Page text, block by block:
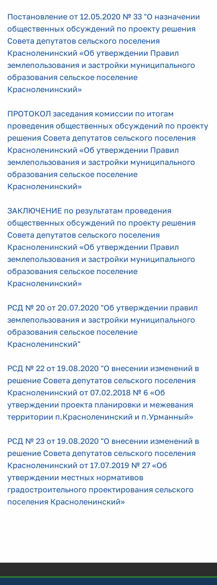
Постановление от 12.05.2020 № 33 "О назначении
общественных обсуждений по проекту решения
Совета депутатов сельского поселения
Красноленинский «Об утверждении Правил
землепользования и застройки муниципального
образования сельское поселение
Красноленинский»
ПРОТОКОЛ заседания комиссии по итогам
проведения общественных обсуждений по проекту
решения Совета депутатов сельского поселения
Красноленинский «Об утверждении Правил
землепользования и застройки муниципального
образования сельское поселение
Красноленинский»
ЗАКЛЮЧЕНИЕ по результатам проведения
общественных обсуждений по проекту решения
Совета депутатов сельского поселения
Красноленинский «Об утверждении Правил
землепользования и застройки муниципального
образования сельское поселение
Красноленинский»
РСД № 20 от 20.07.2020 "Об утверждении правил
землепользования и застройки муниципального
образования сельское поселение
Красноленинский"
РСД № 22 от 19.08.2020 "О внесении изменений в
решение Совета депутатов сельского поселения
Красноленинский от 07.02.2018 № 6 «Об
утверждении проекта планировки и межевания
территории п.Красноленинский и п.Урманный»
РСД № 23 от 19.08.2020 "О внесении изменений в
решение Совета депутатов сельского поселения
Красноленинский от 17.07.2019 № 27 «Об
утверждении местных нормативов
градостроительного проектирования сельского
поселения Красноленинский»